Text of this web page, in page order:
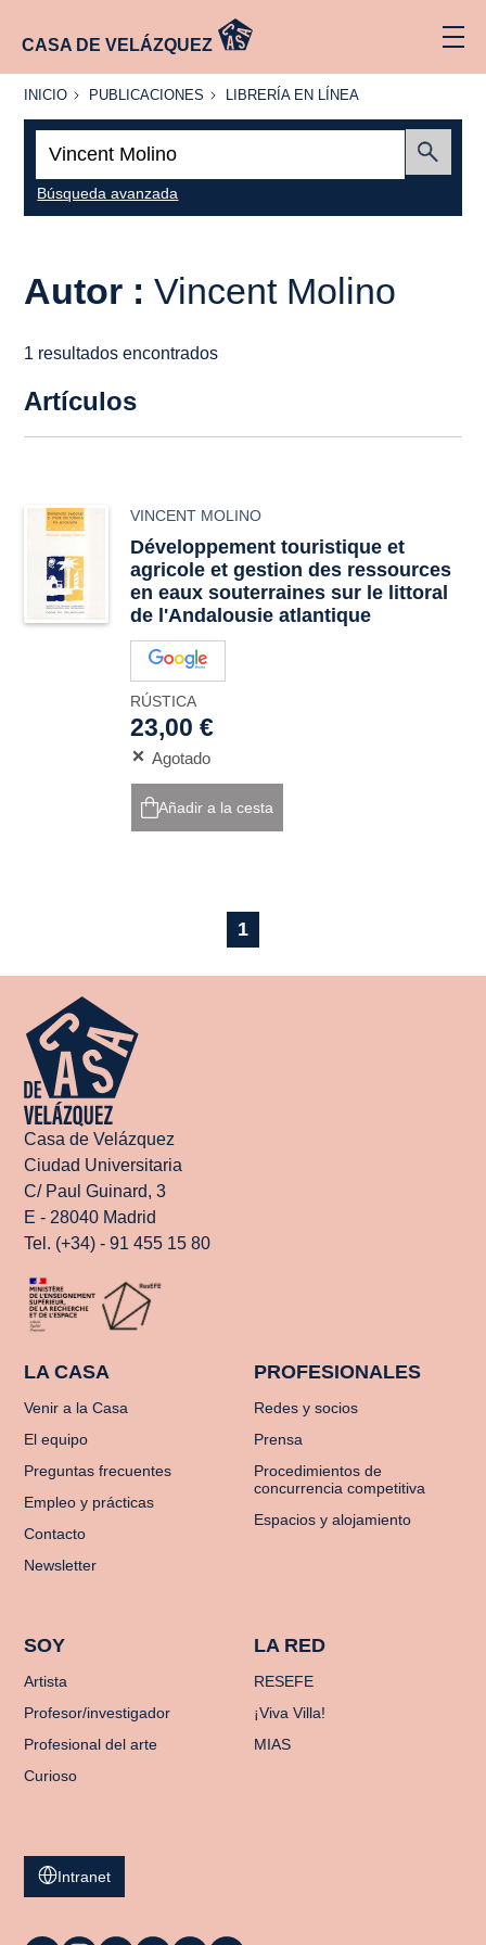
CASA DE VELÁZQUEZ
INICIO
INICIO PUBLICACIONES
PUBLICACIONES
LIBRERÍA
LÍNEA
LIBRERÍA EN LÍNEA
Búsqueda avanzada
Autor :Vincent Molino
1 resultados encontrados
Artículos
VINCENT MOLINO
Développement touristique et
agricole et gestion des ressources
en eaux souterraines sur le littoral
de l'Andalousie atlantique
RÚSTICA
23,00 €
Agotado
Añadir a la cesta
1
Casa de Velázquez
Ciudad Universitaria
C/ Paul Guinard, 3
E - 28040 Madrid
Tel. (+34) - 91 455 15 80
LA CASA
Venir a la Casa
El equipo
Preguntas frecuentes
Empleo y prácticas
Contacto
Newsletter
PROFESIONALES
Redes y socios
Prensa
Procedimientos de
concurrencia competitiva
Espacios y alojamiento
SOY
Artista
Profesor/investigador
Profesional del arte
Curioso
LA RED
RESEFE
¡Viva Villa!
MIAS
Intranet